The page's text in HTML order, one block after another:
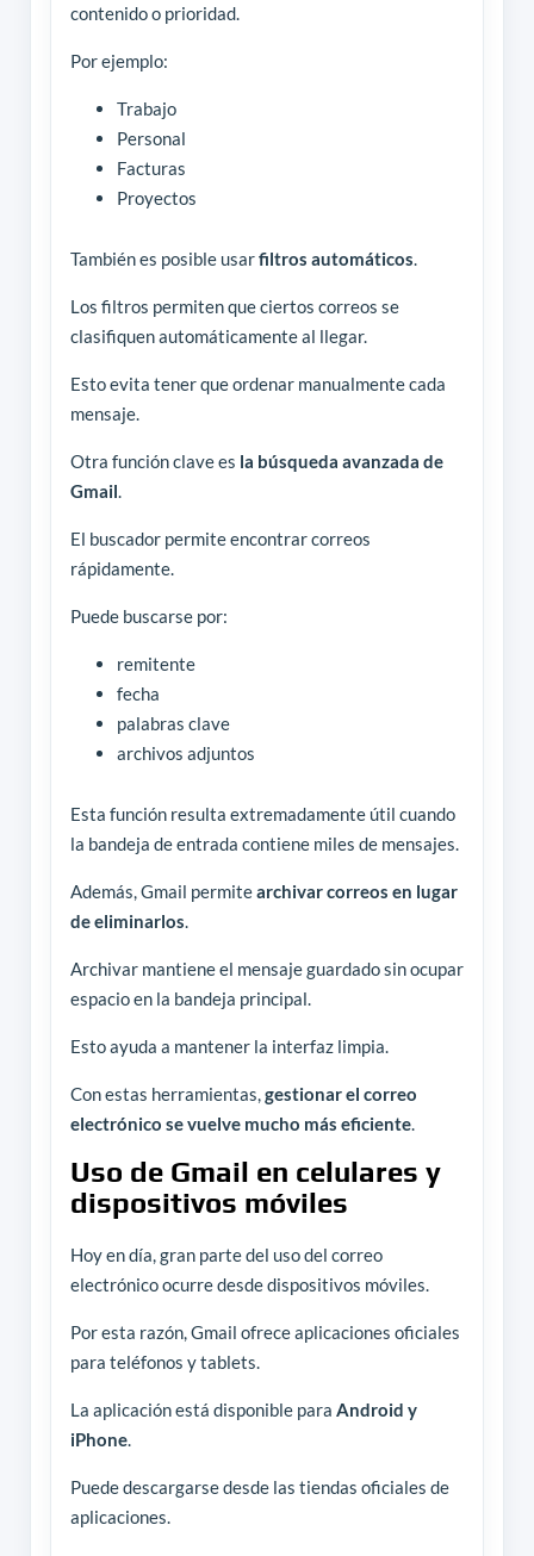
contenido o prioridad.
Por ejemplo:
Trabajo
Personal
Facturas
Proyectos
También es posible usarfiltros automáticos.
Los filtros permiten que ciertos correos se
clasifiquen automáticamente al llegar.
Esto evita tener que ordenar manualmente cada
mensaje.
Otra función clave es la búsqueda avanzada de
Gmail.
El buscador permite encontrar correos
rápidamente.
Puede buscarse por:
remitente
fecha
palabras clave
archivos adjuntos
Esta función resulta extremadamente útil cuando
la bandeja de entrada contiene miles de mensajes.
Además, Gmail permitearchivar correos en lugar
de eliminarlos.
Archivar mantiene el mensaje guardado sin ocupar
espacio en la bandeja principal.
Esto ayuda a mantener la interfaz limpia.
Con estas herramientas,gestionar el correo
electrónico se vuelve mucho más eficiente.
Uso de Gmail en celulares y
dispositivos móviles
Hoy en día, gran parte del uso del correo
electrónico ocurre desde dispositivos móviles.
Por esta razón, Gmail ofrece aplicaciones oficiales
para teléfonos y tablets.
La aplicación está disponible para Android y
iPhone.
Puede descargarse desde las tiendas oficiales de
aplicaciones.